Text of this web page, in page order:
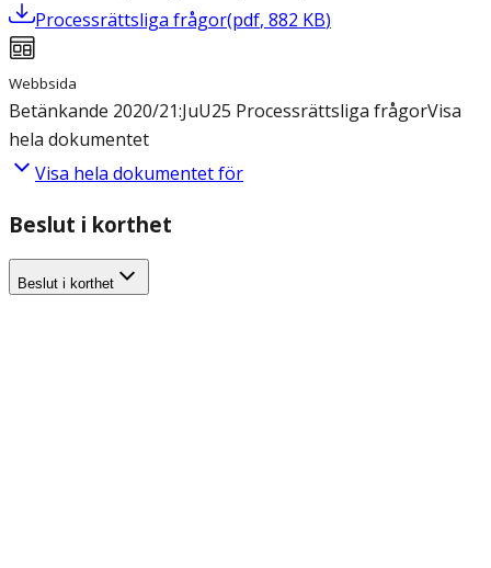
Processrättsliga frågor(pdf, 882 KB)
Webbsida
Betänkande 2020/21:JuU25 Processrättsliga frågorVisa
hela dokumentet
Visa hela dokumentet för
Beslut i korthet
Beslut i korthet